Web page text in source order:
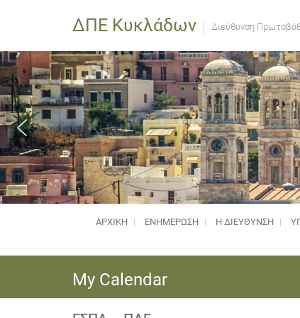
ΔΠΕ Κυκλάδων Διεύθυνση
ΑΡΧΙΚΗ ΕΝΗΜΈΡΩΣΗ Η ΔΙΕΥΘΥΝΣΗ
My Calendar